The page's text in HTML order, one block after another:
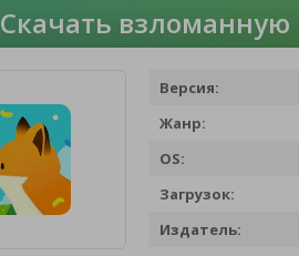
Скачать
Версия:
Жанр:
OS:
Загрузок:
Издатель: